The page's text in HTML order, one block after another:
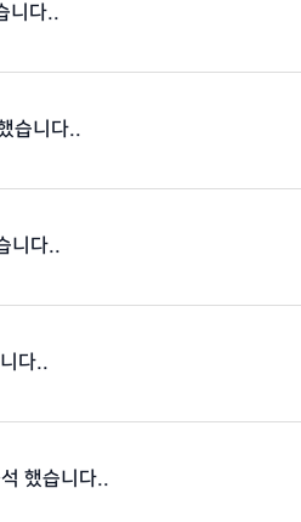
니다..
습니다..
니다..
다..
했습니다..